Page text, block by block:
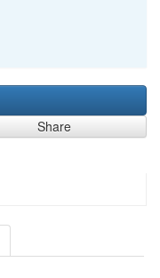
Share